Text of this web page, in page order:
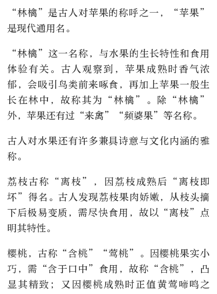
“林檎”是古人对苹果的称呼之一，“苹果”
是现代通用名。
“林檎”这一名称，与水果的生长特性和食用
体验有关。古人观察到，苹果成熟时香气浓
郁，会吸引鸟类前来啄食，再加上苹果一般生
长在林中，故称其为“林檎”。除“林檎”
外，苹果还有过“来禽”“频婆果”等名称。
古人对水果还有许多兼具诗意与文化内涵的雅
称。
荔枝古称“离枝”，因荔枝成熟后“离枝即
坏”得名。古人发现荔枝果肉娇嫩，从枝头摘
下后极易变质，需尽快食用，故以“离枝”点
明其特性。
樱桃，古称“含桃”“莺桃”。因樱桃果实小
巧，需“含于口中”食用，故称“含桃”，凸
显其精致；又因樱桃成熟时正值黄莺啼鸣之